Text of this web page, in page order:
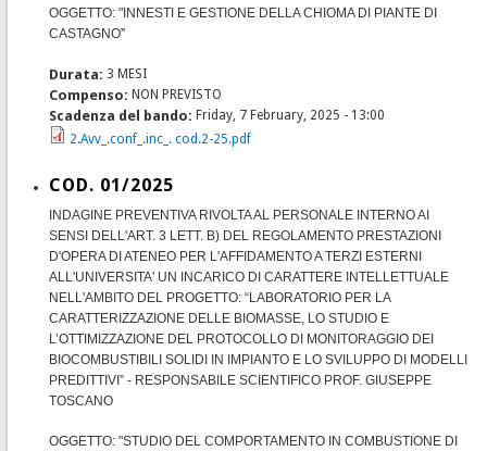
OGGETTO: "INNESTI E GESTIONE DELLA CHIOMA DI PIANTE DI
CASTAGNO”
Durata: 3 MESI
Compenso:NON PREVISTO
Scadenza del bando:Friday, 7 February, 2025 - 13:00
2.Avv_.conf_.inc_. cod.2-25.pdf
COD. 01/2025
INDAGINE PREVENTIVA RIVOLTA AL PERSONALE INTERNO AI
SENSI DELL'ART. 3 LETT. B) DEL REGOLAMENTO PRESTAZIONI
D'OPERA DI ATENEO PER L'AFFIDAMENTO A TERZI ESTERNI
ALL'UNIVERSITA' UN INCARICO DI CARATTERE INTELLETTUALE
NELL'AMBITO DEL PROGETTO: “LABORATORIO PER LA
CARATTERIZZAZIONE DELLE BIOMASSE, LO STUDIO E
L’OTTIMIZZAZIONE DEL PROTOCOLLO DI MONITORAGGIO DEI
BIOCOMBUSTIBILI SOLIDI IN IMPIANTO E LO SVILUPPO DI MODELLI
PREDITTIVI” - RESPONSABILE SCIENTIFICO PROF. GIUSEPPE
TOSCANO
OGGETTO: "STUDIO DEL COMPORTAMENTO IN COMBUSTIONE DI